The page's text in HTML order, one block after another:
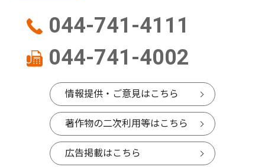
044-741-4111
044-741-4002
情報提供・ご意見はこちら
著作物の二次利用等はこちら
広告掲載はこちら